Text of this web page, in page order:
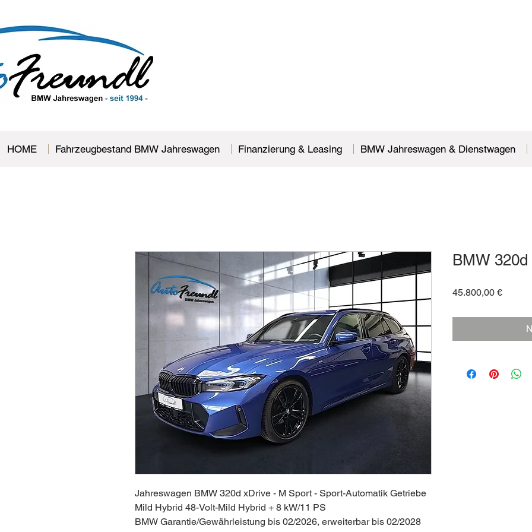
HOME Fahrzeugbestand BMW Jahreswagen Finanzierung & Leasing BMW Jahreswagen & Dienstwagen
Jahreswagen BMW 320d xDrive - M Sport - Sport-Automatik Getriebe
Mild Hybrid 48-Volt-Mild Hybrid + 8 kW/11 PS
BMW Garantie/Gewährleistung bis 02/2026, erweiterbar bis 02/2028
BMW
45.800,00 €Preis